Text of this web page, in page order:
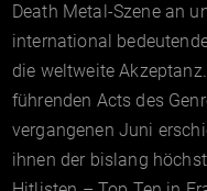
Death Metal-Szene an
international
die weltweite
führenden Acts des
vergangenen Juni
ihnen der bislang